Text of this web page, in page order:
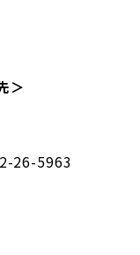
＞
26-5963